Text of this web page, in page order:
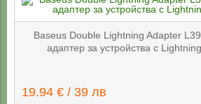
Baseus Double Lightning Adapter
адаптер за устройства с
19.94 € / 39 лв